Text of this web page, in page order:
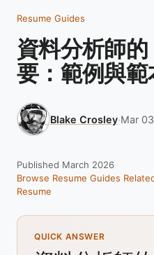
Resume Guides
資料分析師
要：範例與範
Blake Crosley·Mar
Published March 2026
Browse Resume Guides
Resume
QUICK ANSWER